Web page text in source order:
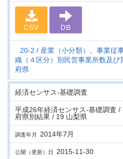
CSV DB
20-2
産業（小分類）、事業従
織（４区分）別民営事業所数及び
府県
経済センサス‐基礎調査
平成26年経済センサス‐基礎調査
府県別結果 / 19 山梨県
調査年月 2014年7月
公開（更新）日 2015-11-30